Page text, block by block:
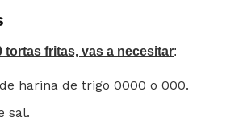
tortas fritas, vas a necesitar:
harina de trigo 0000 o 000.
sal.